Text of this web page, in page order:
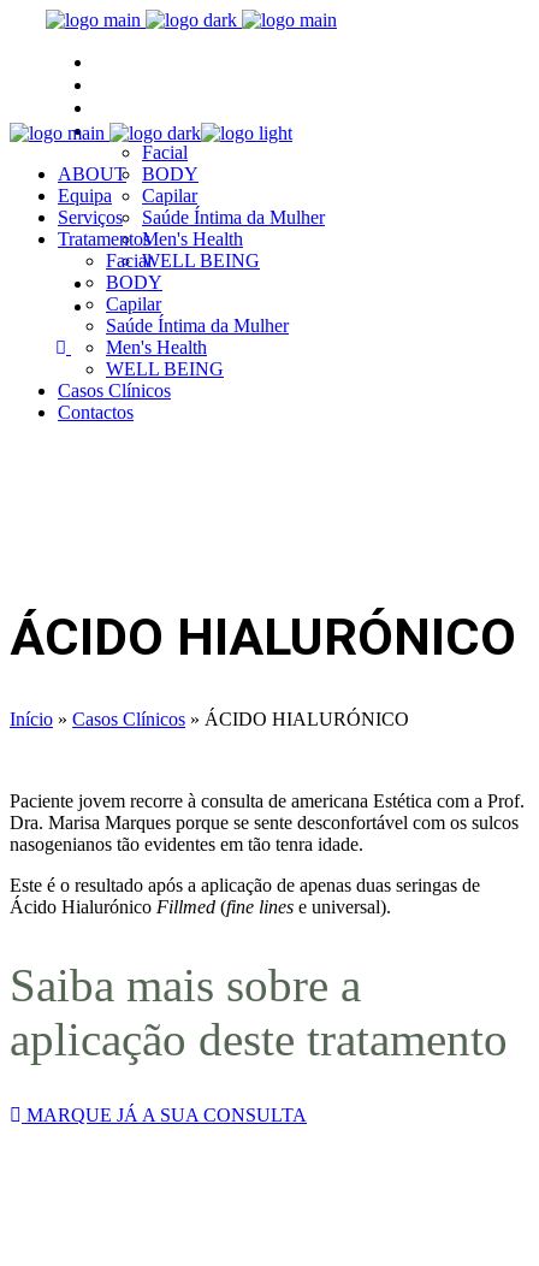
Tratamentos
Facial
BODY
Capilar
Saúde Íntima da Mulher
Men's Health
WELL BEING
Casos Clínicos
Contactos
ABOUT
Equipa
Serviços
Tratamentos
Facial
BODY
Capilar
Saúde Íntima da Mulher
Men's Health
WELL BEING
Casos Clínicos
Contactos
ÁCIDO HIALURÓNICO
Início » Casos Clínicos » ÁCIDO HIALURÓNICO
Paciente jovem recorre à consulta de americana Estética com a Prof.
Dra. Marisa Marques porque se sente desconfortável com os sulcos
nasogenianos tão evidentes em tão tenra idade.
Este é o resultado após a aplicação de apenas duas seringas de
Ácido Hialurónico Fillmed (fine lines e universal).
Saiba mais sobre a
aplicação deste tratamento
MARQUE JÁ A SUA CONSULTA